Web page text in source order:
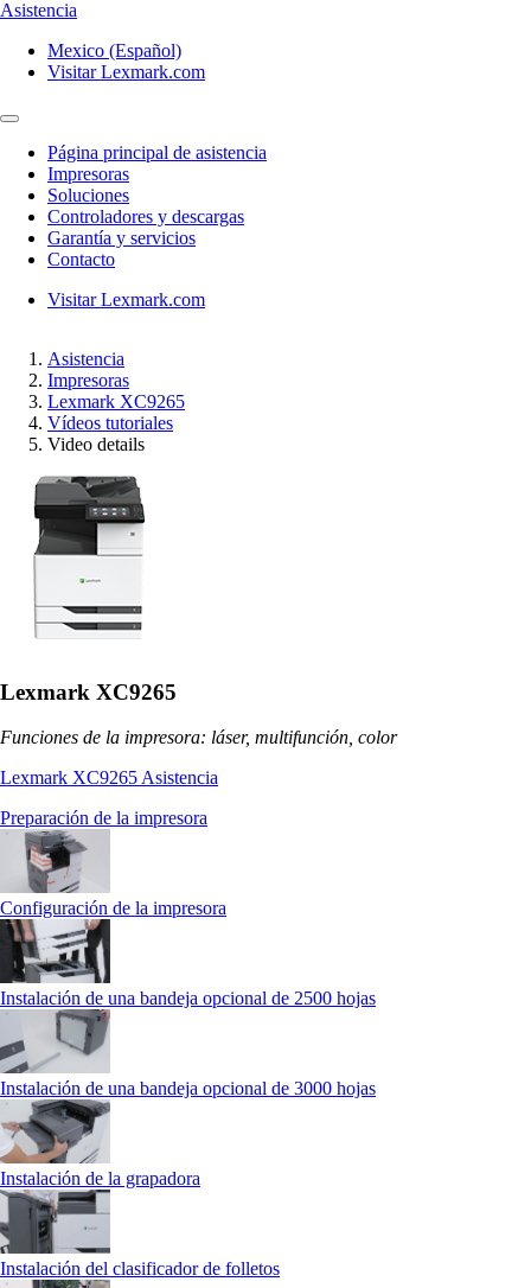
Asistencia
Mexico (Español)
Visitar Lexmark.com
Página principal de asistencia
Impresoras
Soluciones
Controladores y descargas
Garantía y servicios
Contacto
Visitar Lexmark.com
Asistencia
Impresoras
Lexmark XC9265
Vídeos tutoriales
Video details
Lexmark XC9265
Funciones de la impresora: láser, multifunción, color
Lexmark XC9265 Asistencia
Preparación de la impresora
Configuración de la impresora
Instalación de una bandeja opcional de 2500 hojas
Instalación de una bandeja opcional de 3000 hojas
Instalación de la grapadora
Instalación del clasificador de folletos